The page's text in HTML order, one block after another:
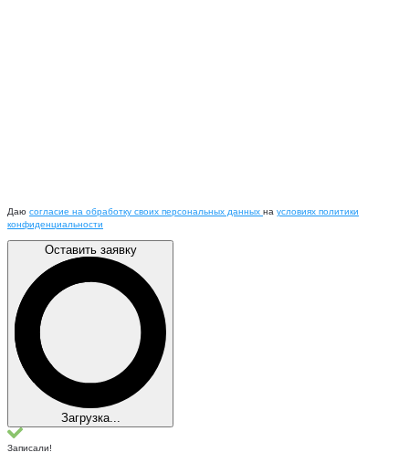
Даю согласие на обработку своих персональных данных на условиях политики
конфиденциальности
Оставить заявку
Загрузка...
Записали!